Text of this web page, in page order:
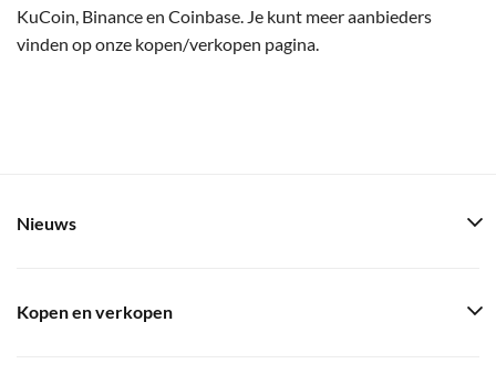
KuCoin, Binance en Coinbase. Je kunt meer aanbieders
vinden op onze kopen/verkopen pagina.
Nieuws
Kopen en verkopen